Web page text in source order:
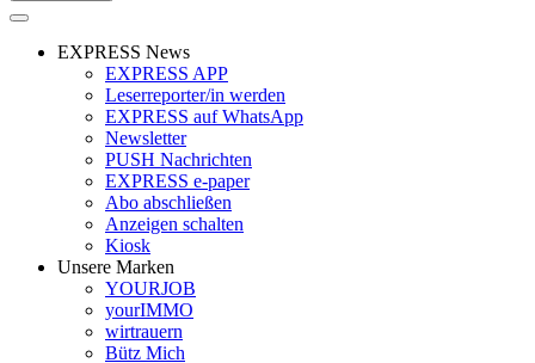
EXPRESS News
EXPRESS APP
Leserreporter/in werden
EXPRESS auf WhatsApp
Newsletter
PUSH Nachrichten
EXPRESS e-paper
Abo abschließen
Anzeigen schalten
Kiosk
Unsere Marken
YOURJOB
yourIMMO
wirtrauern
Bütz Mich